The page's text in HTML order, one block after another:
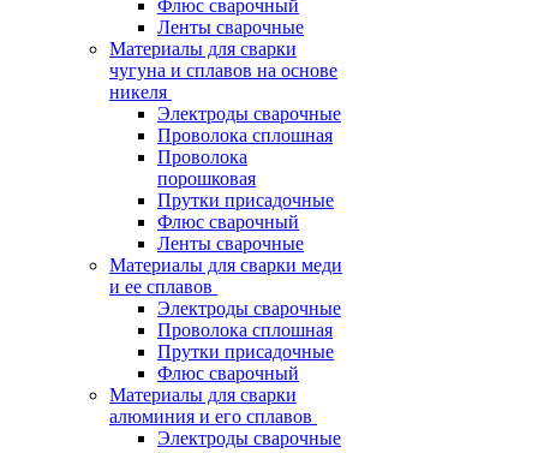
Флюс сварочный
Ленты сварочные
Материалы для сварки
чугуна и сплавов на основе
никеля
Электроды сварочные
Проволока сплошная
Проволока
порошковая
Прутки присадочные
Флюс сварочный
Ленты сварочные
Материалы для сварки меди
и ее сплавов
Электроды сварочные
Проволока сплошная
Прутки присадочные
Флюс сварочный
Материалы для сварки
алюминия и его сплавов
Электроды сварочные